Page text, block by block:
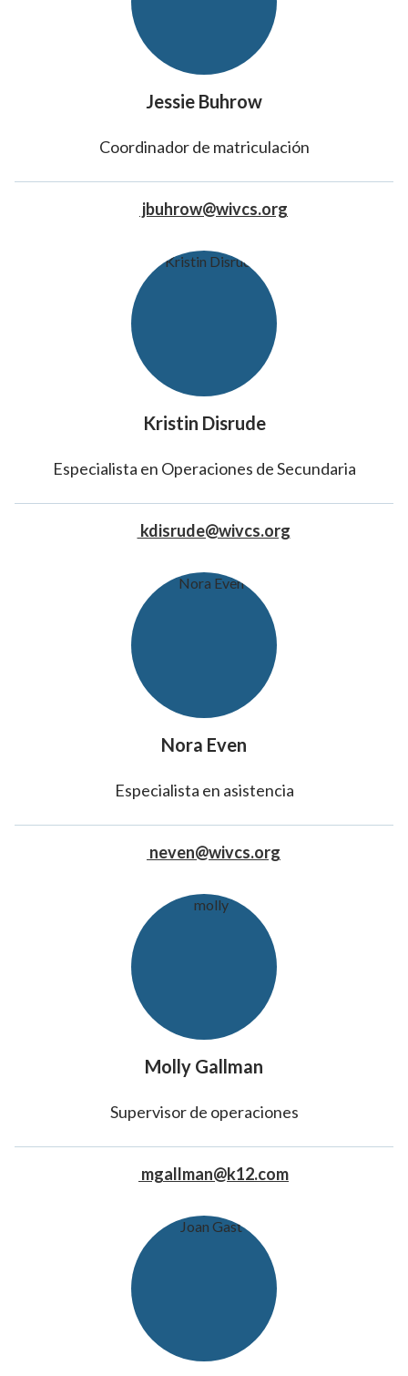
Jessie Buhrow
Coordinador de matriculación
jbuhrow@wivcs.org
Kristin Disrude
Especialista en Operaciones de Secundaria
kdisrude@wivcs.org
Nora Even
Especialista en asistencia
neven@wivcs.org
Molly Gallman
Supervisor de operaciones
mgallman@k12.com